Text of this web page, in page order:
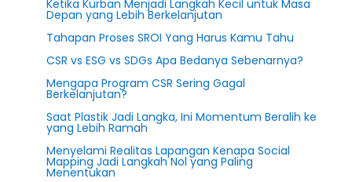
Ketika Kurban Menjadi Langkah Kecil untuk Masa
Depan yang Lebih Berkelanjutan
Tahapan Proses SROI Yang Harus Kamu Tahu
CSR vs ESG vs SDGs Apa Bedanya Sebenarnya?
Mengapa Program CSR Sering Gagal
Berkelanjutan?
Saat Plastik Jadi Langka, Ini Momentum Beralih ke
yang Lebih Ramah
Menyelami Realitas Lapangan Kenapa Social
Mapping Jadi Langkah Nol yang Paling
Menentukan